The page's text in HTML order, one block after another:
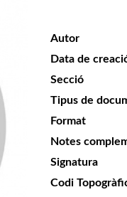
Autor
Data de
Secció
Tipus de
Format
Notes
Signatura
Codi